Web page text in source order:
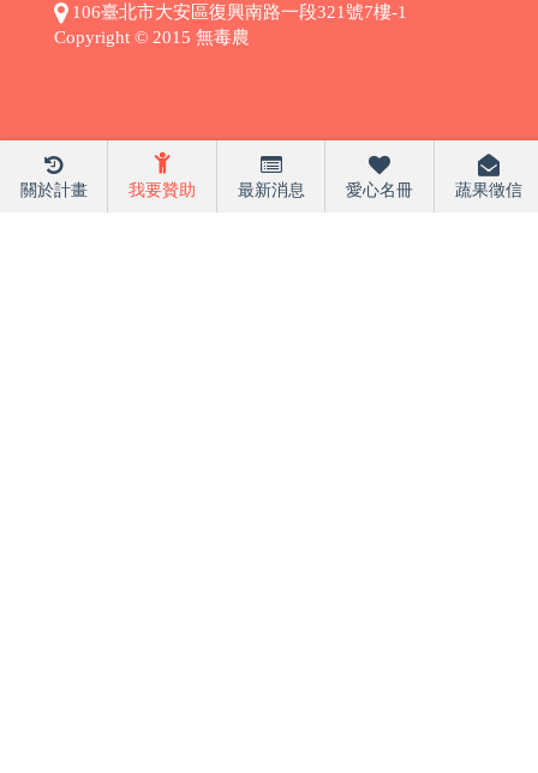
關於計畫 我要贊助 最新消息 愛心名冊 蔬果徵信
106臺北市大安區復興南路一段321號7樓-1
Copyright © 2015 無毒農